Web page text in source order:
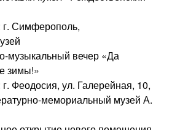
г. Симферополь,
музыкальный вечер «Да
зимы!»
Феодосия, ул. Галерейная, 10,
мемориальный музей А.